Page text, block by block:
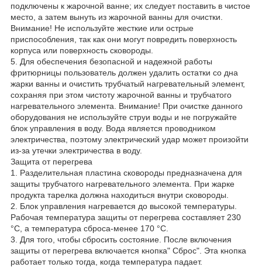
подключены к жарочной ванне; их следует поставить в чистое
место, а затем вынуть из жарочной ванны для очистки.
Внимание! Не используйте жесткие или острые
приспособления, так как они могут повредить поверхность
корпуса или поверхность сковороды.
5. Для обеспечения безопасной и надежной работы
фритюрницы пользователь должен удалить остатки со дна
жарки ванны и очистить трубчатый нагревательный элемент,
сохраняя при этом чистоту жарочной ванны и трубчатого
нагревательного элемента. Внимание! При очистке данного
оборудования не используйте струи воды и не погружайте
блок управления в воду. Вода является проводником
электричества, поэтому электрический удар может произойти
из-за утечки электричества в воду.
Защита от перегрева
1. Разделительная пластина сковороды предназначена для
защиты трубчатого нагревательного элемента. При жарке
продукта тарелка должна находиться внутри сковороды.
2. Блок управления нагревается до высокой температуры.
Рабочая температура защиты от перегрева составляет 230
°C, а температура сброса-менее 170 °C.
3. Для того, чтобы сбросить состояние. После включения
защиты от перегрева включается кнопка" Сброс". Эта кнопка
работает только тогда, когда температура падает.